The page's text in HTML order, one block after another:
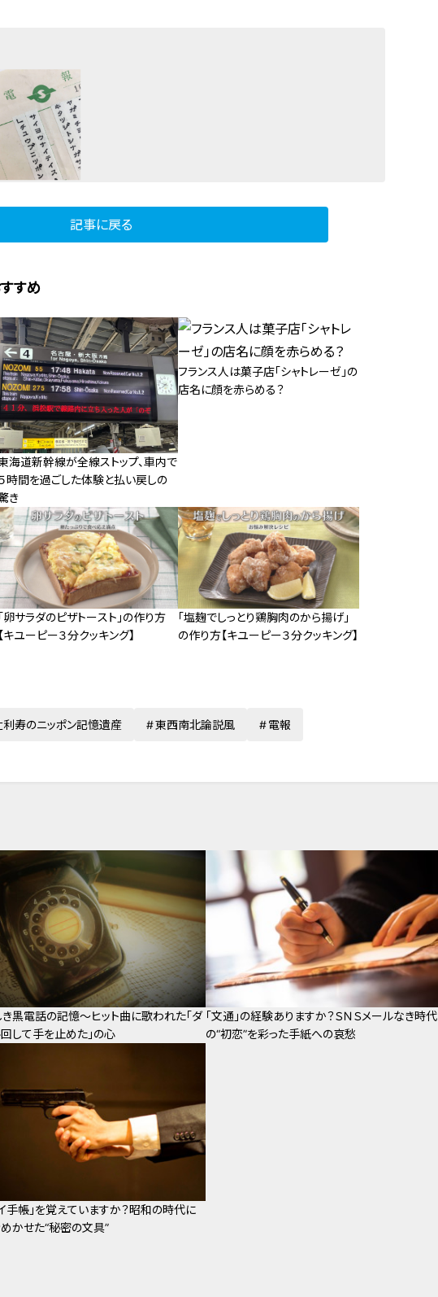
記事に戻る
すめ
海道新幹線が全線ストップ、車内で
時間を過ごした体験と払い戻しの
き
フランス人は菓子店「シャトレーゼ」の
店名に顔を赤らめる？
「卵サラダのピザトースト」の作り方
【キユーピー３分クッキング】
「塩麹でしっとり鶏胸肉のから揚げ」
の作り方【キユーピー３分クッキング】
寿のニッポン記憶遺産 東西南北論説風 電報
黒電話の記憶～ヒット曲に歌われた「ダ
して手を止めた」の心
「文通」の経験ありますか？ＳＮＳメールなき時代
の“初恋”を彩った手紙への哀愁
手帳」を覚えていますか？昭和の時代に
かせた“秘密の文具”